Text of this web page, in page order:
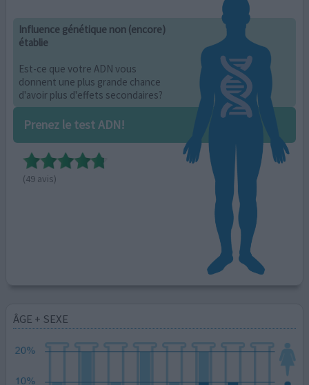
Influence génétique non (encore)
établie
Est-ce que votre ADN vous
donnent une plus grande chance
d'avoir plus d'effets secondaires?
Prenez le test ADN!
(49 avis)
ÂGE + SEXE